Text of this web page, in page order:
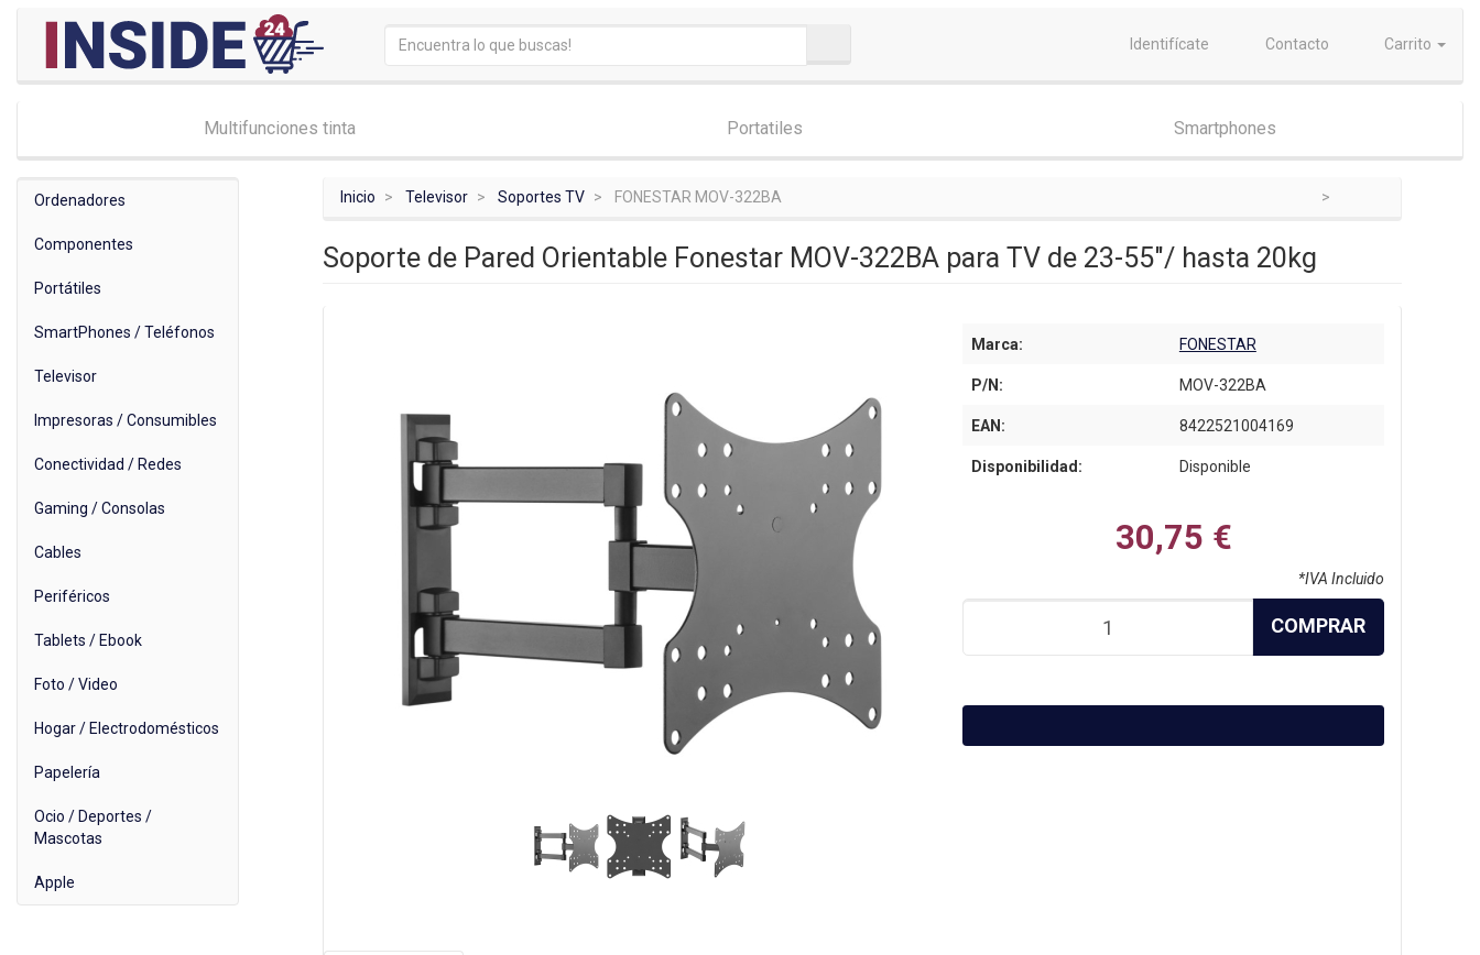
Identifícate Contacto Carrito
Multifunciones tinta Portatiles Smartphones
Ordenadores
Componentes
Portátiles
SmartPhones / Teléfonos
Televisor
Impresoras / Consumibles
Conectividad / Redes
Gaming / Consolas
Cables
Periféricos
Tablets / Ebook
Foto / Video
Hogar / Electrodomésticos
Papelería
Ocio / Deportes /
Mascotas
Apple
Inicio Televisor Soportes TV FONESTAR MOV-322BA
Soporte de Pared Orientable Fonestar MOV-322BA para TV de 23-55"/ hasta 20kg
Marca: FONESTAR
P/N: MOV-322BA
EAN: 8422521004169
Disponibilidad: Disponible
30,75 €
*IVA Incluido
COMPRAR